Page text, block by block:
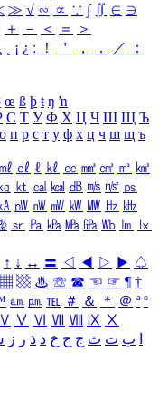
≫ √ ∽ ∝ ∵ ∫ ∬ ∈ ∋
＋ － ＜ ＝
＞
¸ ¡ ¿ ː ！ ＇ ， ． ／
：
œ ß þ ŧ ŋ ŉ
С Т У Ф Х Ц Ч Ш Щ Ъ
о п р с т у ф х ц ч ш щ ъ
㎖ ㎗ ℓ ㎘ ㏄ ㎣ ㎤ ㎥ ㎦
㎏ ㏏ ㎈ ㎉ ㏈ ㎧ ㎨ ㎰
㎺ ㎻ ㎽ ㎾ ㎿ ㎐ ㎑
㏛ ㎩ ㎪ ㎫ ㎬ ㏝ ㏐
㏓
↑ ↓ ↔ 〓 ◁ ◀ ▷ ▶ ♤
▩ ♨ ☏ ☎ ☜ ☞ ¶ †
㏂ ㏘ ℡ ＃ ＆ ＊ ＠ ª º
Ⅳ Ⅴ Ⅵ Ⅶ Ⅷ Ⅸ Ⅹ
ب ت ث ج ح خ د ذ ر ز